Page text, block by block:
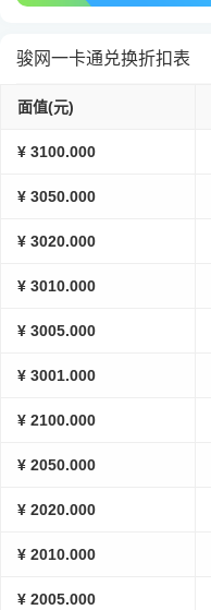
骏网一卡通兑换折扣表
面值(元)
¥ 3100.000
¥ 3050.000
¥ 3020.000
¥ 3010.000
¥ 3005.000
¥ 3001.000
¥ 2100.000
¥ 2050.000
¥ 2020.000
¥ 2010.000
¥ 2005.000